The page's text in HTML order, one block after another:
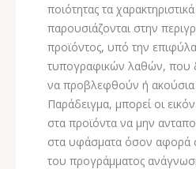
ποιότητας τα
παρουσιάζονται στην
προϊόντος, υπό την
τυπογραφικών λαθών, που
να προβλεφθούν ή
Παράδειγμα, μπορεί οι
στα προϊόντα να μην
στα υφάσματα όσον αφορά
του προγράμματος